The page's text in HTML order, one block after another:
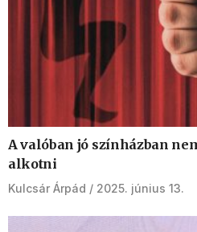
A valóban jó színházban
alkotni
Kulcsár Árpád 2025. június 13.